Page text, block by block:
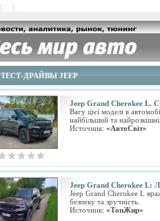
ТЕСТ-ДРАЙВЫ JEEP
Jeep Grand Cherokee L.
Вагу цієї моделі в
найбільший та
Источник: «АвтоСвіт»
Jeep Grand Cherokee L:
Jeep Grand Cherokee L
безпеку та зручність.
Источник: «ТопЖир»